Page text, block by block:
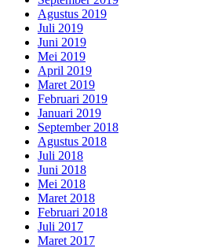
Agustus 2019
Juli 2019
Juni 2019
Mei 2019
April 2019
Maret 2019
Februari 2019
Januari 2019
September 2018
Agustus 2018
Juli 2018
Juni 2018
Mei 2018
Maret 2018
Februari 2018
Juli 2017
Maret 2017